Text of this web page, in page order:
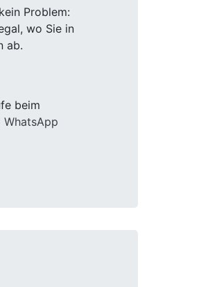
Problem:
wo Sie in
ab.
beim
WhatsApp